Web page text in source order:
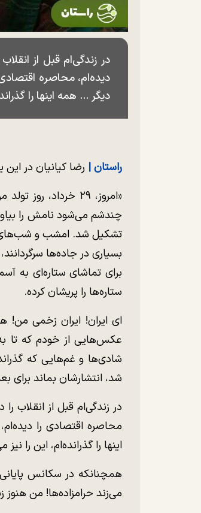
در زندگی‌ام قبل از انقلاب
دیده‌ام، محاصره
دیگر ... همه اینها را
راستان | رضا کیانیان در
«امروز، ۲۹
چندشم می‌شود نامش را
تشکیل شد. امشب و شب‌های
بسیاری در جاده‌ها
برای تماشای ستاره‌ای به
ستاره‌ها را پریشان کرده.
ای ایران! ایران زخمی من!
شادی‌ها و غم‌هایی که
شد، انتشارشان بماند برای
در زندگی‌ام قبل از انقلاب را
محاصره اقتصادی را
اینها را گذرانده‌ام، این را نیز
همچنانکه در سکانس پایانی
می‌زند حرامزاده‌ها! من هنوز